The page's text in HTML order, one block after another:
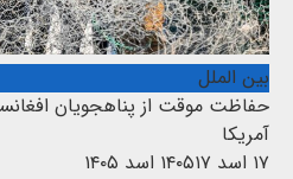
بین الملل
حفاظت موقت از پناهجویان
آمریکا
۱۷ اسد ۱۴۰۵
۱۷ اسد ۱۴۰۵